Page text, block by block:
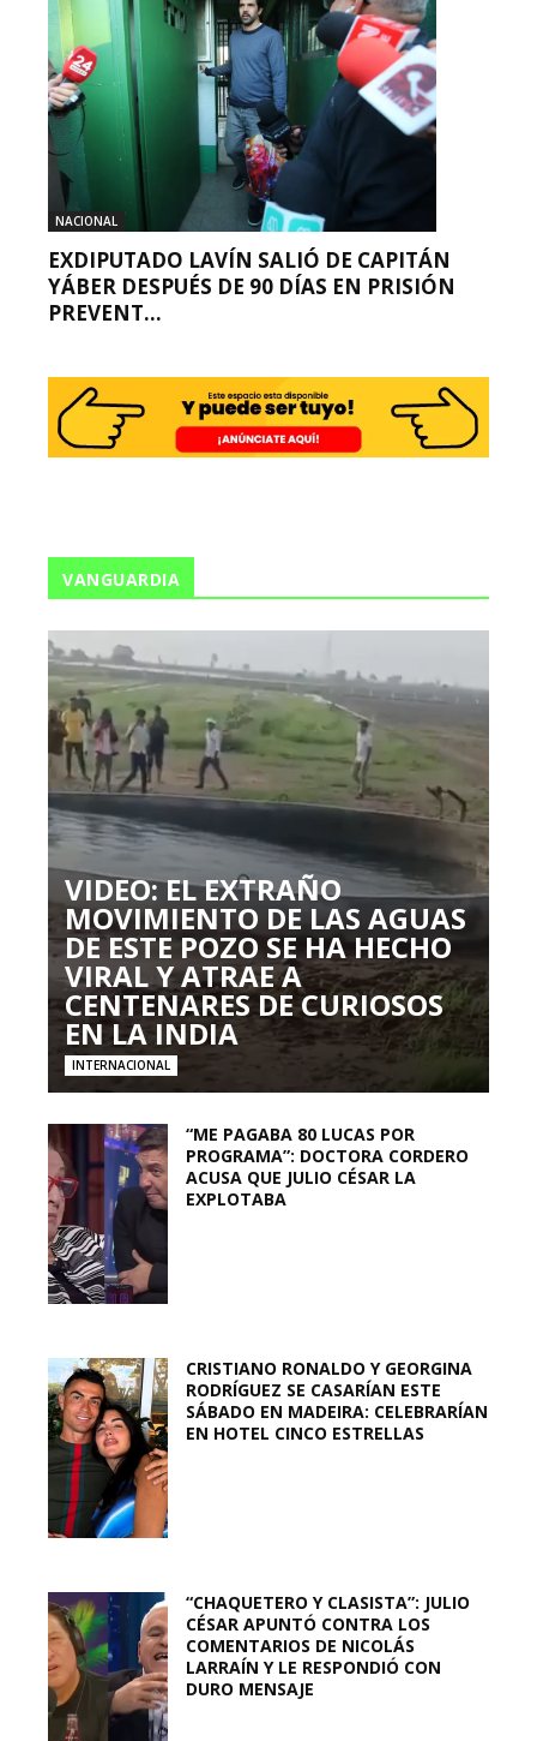
NACIONAL
EXDIPUTADO LAVÍN SALIÓ DE CAPITÁN
YÁBER DESPUÉS DE 90 DÍAS EN PRISIÓN
PREVENT...
VANGUARDIA
VIDEO: EL EXTRAÑO
MOVIMIENTO DE LAS AGUAS
DE ESTE POZO SE HA HECHO
VIRAL Y ATRAE A
CENTENARES DE CURIOSOS
EN LA INDIA
INTERNACIONAL
“ME PAGABA 80 LUCAS POR
PROGRAMA”: DOCTORA CORDERO
ACUSA QUE JULIO CÉSAR LA
EXPLOTABA
CRISTIANO RONALDO Y GEORGINA
RODRÍGUEZ SE CASARÍAN ESTE
SÁBADO EN MADEIRA: CELEBRARÍAN
EN HOTEL CINCO ESTRELLAS
“CHAQUETERO Y CLASISTA”: JULIO
CÉSAR APUNTÓ CONTRA LOS
COMENTARIOS DE NICOLÁS
LARRAÍN Y LE RESPONDIÓ CON
DURO MENSAJE